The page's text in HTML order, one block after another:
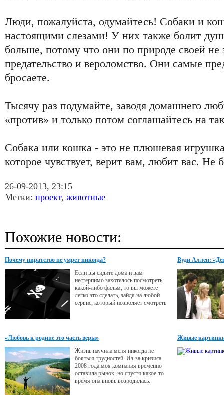
Люди, пожалуйста, одумайтесь! Собаки и
настоящими слезами! У них также болит
больше, потому что они по природе своей не
предательство и вероломство. Они самые
бросаете.
Тысячу раз подумайте, заводя домашнего
«против» и только потом соглашайтесь на
Собака или кошка - это не плюшевая
которое чувствует, верит вам, любит вас. Не
26-09-2013, 23:15
Метки: проект, животные
Похожие новости:
Почему пиратство не умрет никогда?
Если вы сидите дома и вам
нестерпимо захотелось посмотреть
какой-либо фильм, то вы можете
легко это сделать, зайдя на любой
сервис, который позволяет смотреть
Вуди Аллен:
«Любовь к родине это часть веры»
Жизнь научила меня никогда не
бояться трудностей. Из-за кризиса
2008 года моя компания временно
оставила рынок, но спустя какое-то
время она вновь возродилась.
Живые